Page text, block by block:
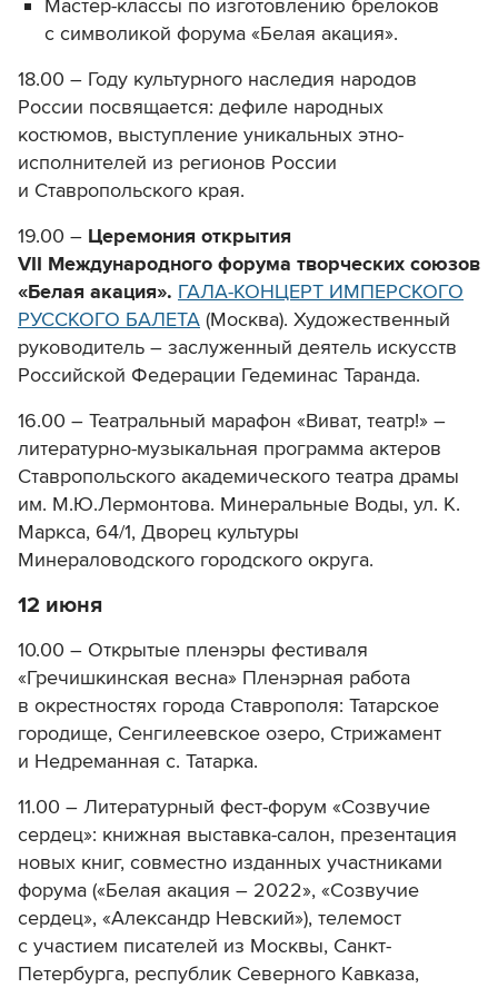
Мастер-классы по изготовлению брелоков
с символикой форума «Белая акация».
18.00 – Году культурного наследия народов
России посвящается: дефиле народных
костюмов, выступление уникальных этно-
исполнителей из регионов России
и Ставропольского края.
19.00 – Церемония открытия
VII Международного форума творческих союзов
«Белая акация». ГАЛА-КОНЦЕРТ ИМПЕРСКОГО
РУССКОГО БАЛЕТА (Москва). Художественный
руководитель – заслуженный деятель искусств
Российской Федерации Гедеминас Таранда.
16.00 – Театральный марафон «Виват, театр!» –
литературно-музыкальная программа актеров
Ставропольского академического театра драмы
им. М.Ю.Лермонтова. Минеральные Воды, ул. К.
Маркса, 64/1, Дворец культуры
Минераловодского городского округа.
12 июня
10.00 – Открытые пленэры фестиваля
«Гречишкинская весна» Пленэрная работа
в окрестностях города Ставрополя: Татарское
городище, Сенгилеевское озеро, Стрижамент
и Недреманная с. Татарка.
11.00 – Литературный фест-форум «Созвучие
сердец»: книжная выставка-салон, презентация
новых книг, совместно изданных участниками
форума («Белая акация – 2022», «Созвучие
сердец», «Александр Невский»), телемост
с участием писателей из Москвы, Санкт-
Петербурга, республик Северного Кавказа,